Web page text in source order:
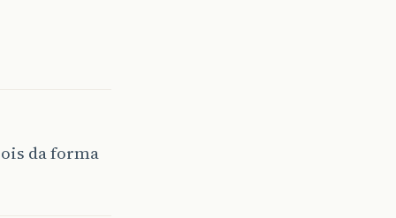
da forma